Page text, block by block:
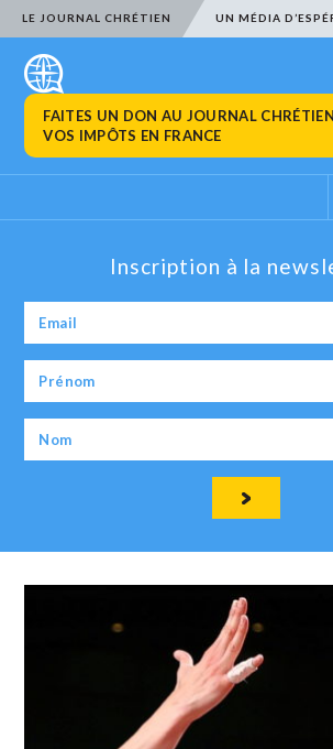
LE JOURNAL CHRÉTIEN UN MÉDIA
FAITES UN DON AU JOURNAL
VOS IMPÔTS EN FRANCE
Inscription à la